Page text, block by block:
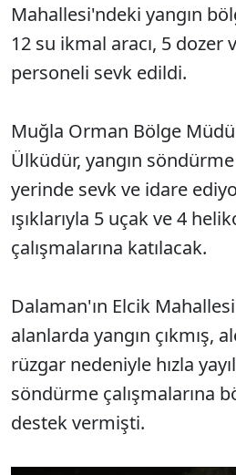
Mahallesi'ndeki yangın
12 su ikmal aracı, 5 dozer
personeli sevk edildi.
Muğla Orman Bölge
Ülküdür, yangın söndürme
yerinde sevk ve idare
ışıklarıyla 5 uçak ve 4
çalışmalarına katılacak.
Dalaman'ın Elcik
alanlarda yangın çıkmış,
rüzgar nedeniyle hızla
söndürme çalışmalarına
destek vermişti.